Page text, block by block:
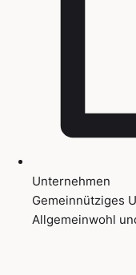
Unternehmen
Gemeinnütziges
Allgemeinwohl